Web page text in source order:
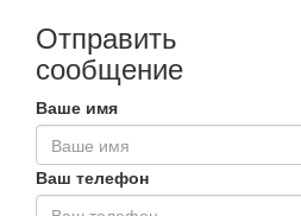
Отправить
сообщение
Ваше имя
Ваш телефон